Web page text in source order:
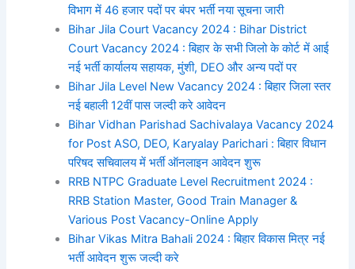
विभाग में 46 हजार पदों पर बंपर भर्ती नया सूचना जारी
Bihar Jila Court Vacancy 2024 : Bihar District
Court Vacancy 2024 : बिहार के सभी जिलो के कोर्ट में आई
नई भर्ती कार्यालय सहायक, मुंशी, DEO और अन्य पदों पर
Bihar Jila Level New Vacancy 2024 : बिहार जिला स्तर
नई बहाली 12वीं पास जल्दी करे आवेदन
Bihar Vidhan Parishad Sachivalaya Vacancy 2024
for Post ASO, DEO, Karyalay Parichari : बिहार विधान
परिषद सचिवालय में भर्ती ऑनलाइन आवेदन शुरू
RRB NTPC Graduate Level Recruitment 2024 :
RRB Station Master, Good Train Manager &
Various Post Vacancy-Online Apply
Bihar Vikas Mitra Bahali 2024 : बिहार विकास मित्र नई
भर्ती आवेदन शुरू जल्दी करे